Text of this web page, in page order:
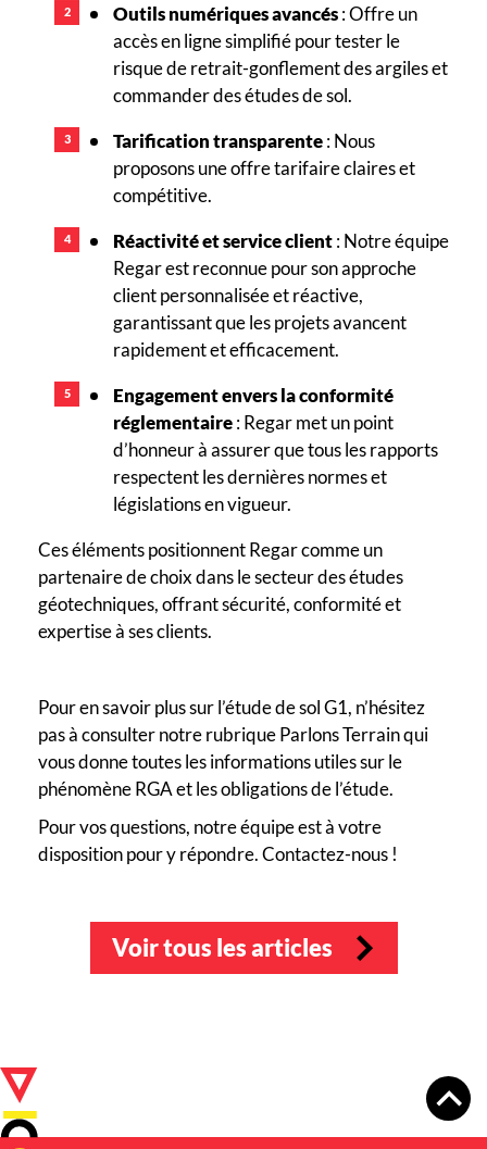
Outils numériques avancés: Offre un
accès en ligne simplifié pour tester le
risque de retrait-gonflement des argiles et
commander des études de sol.
Tarification transparente: Nous
proposons une offre tarifaire claires et
compétitive.
Réactivité et service client: Notre équipe
Regar est reconnue pour son approche
client personnalisée et réactive,
garantissant que les projets avancent
rapidement et efficacement.
Engagement envers la conformité
réglementaire: Regar met un point
d’honneur à assurer que tous les rapports
respectent les dernières normes et
législations en vigueur.
Ces éléments positionnent Regar comme un
partenaire de choix dans le secteur des études
géotechniques, offrant sécurité, conformité et
expertise à ses clients.
Pour en savoir plus sur l’étude de sol G1, n’hésitez
pas à consulter notre rubrique Parlons Terrain qui
vous donne toutes les informations utiles sur le
phénomène RGA et les obligations de l’étude.
Pour vos questions, notre équipe est à votre
disposition pour y répondre. Contactez-nous !
Voir tous les articles